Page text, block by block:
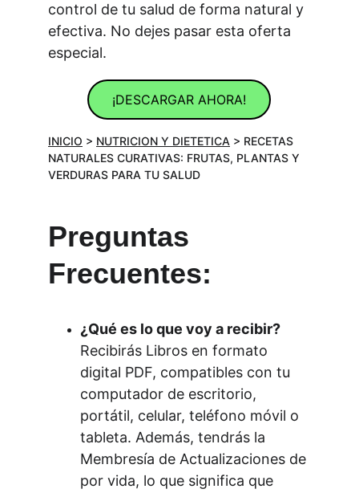
control de tu salud de forma natural y
efectiva. No dejes pasar esta oferta
especial.
¡DESCARGAR AHORA!
INICIO > NUTRICION Y DIETETICA > RECETAS
NATURALES CURATIVAS: FRUTAS, PLANTAS Y
VERDURAS PARA TU SALUD
Preguntas
Frecuentes:
¿Qué es lo que voy a recibir?
Recibirás Libros en formato
digital PDF, compatibles con tu
computador de escritorio,
portátil, celular, teléfono móvil o
tableta. Además, tendrás la
Membresía de Actualizaciones de
por vida, lo que significa que